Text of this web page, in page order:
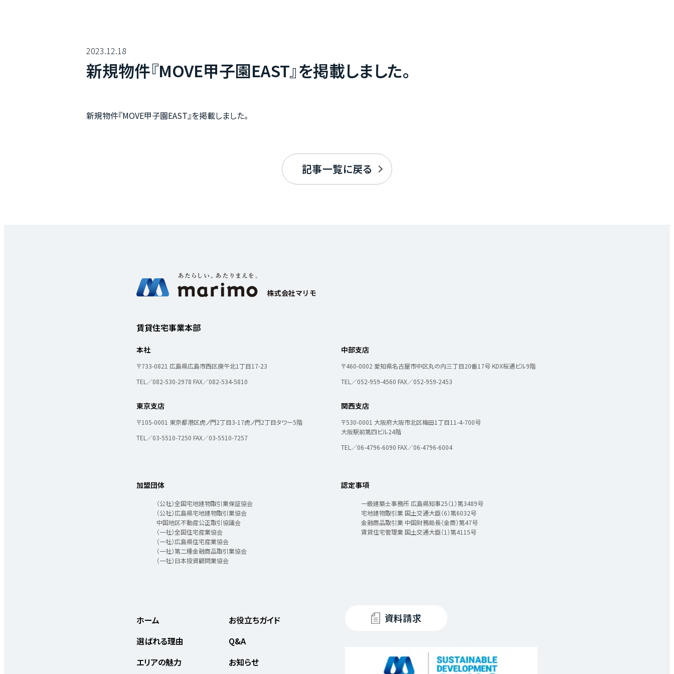
名古屋・大阪・広島エリアの魅力
2023.12.18
新規物件『MOVE甲子園EAST』を掲載しました。
新規物件『MOVE甲子園EAST』を掲載しました。
記事一覧に戻る
賃貸住宅事業本部
本社
〒733-0821 広島県広島市西区庚午北1丁目17-23
TEL／082-530-2978 FAX／082-534-5810
東京支店
〒105-0001 東京都港区虎ノ門2丁目3-17虎ノ門2丁目タワー5階
TEL／03-5510-7250 FAX／03-5510-7257
中部支店
〒460-0002 愛知県名古屋市中区丸の内三丁目20番17号 KDX桜通ビル9階
TEL／052-959-4560 FAX／052-959-2453
関西支店
〒530-0001 大阪府大阪市北区梅田1丁目11-4-700号
大阪駅前第四ビル24階
TEL／06-4796-6090 FAX／06-4796-6004
加盟団体
（公社）全国宅地建物取引業保証協会
（公社）広島県宅地建物取引業協会
中国地区不動産公正取引協議会
（一社）全国住宅産業協会
（一社）広島県住宅産業協会
（一社）第二種金融商品取引業協会
（一社）日本投資顧問業協会
認定事項
一級建築士事務所 広島県知事25（1）第3489号
宅地建物取引業 国土交通大臣（6）第6032号
金融商品取引業 中国財務局長（金商）第47号
賃貸住宅管理業 国土交通大臣（1）第4115号
ホーム
選ばれる理由
エリアの魅力
お役立ちガイド
Q&A
お知らせ
資料請求